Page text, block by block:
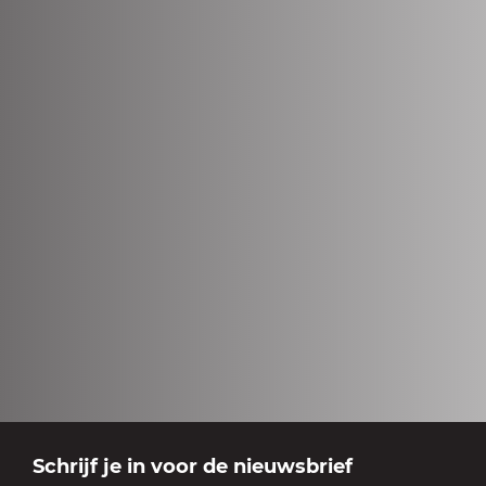
Schrijf je in voor de nieuwsbrief